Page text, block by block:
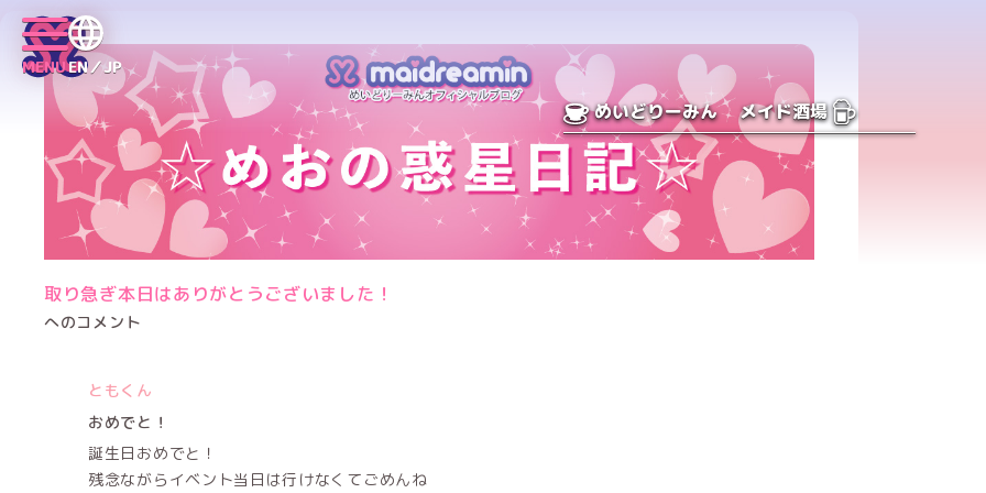
MENUEN／JP
めいどりーみん メイド酒場
取り急ぎ本日はありがとうございました！
へのコメント
ともくん
おめでと！
誕生日おめでと！
残念ながらイベント当日は行けなくてごめんね